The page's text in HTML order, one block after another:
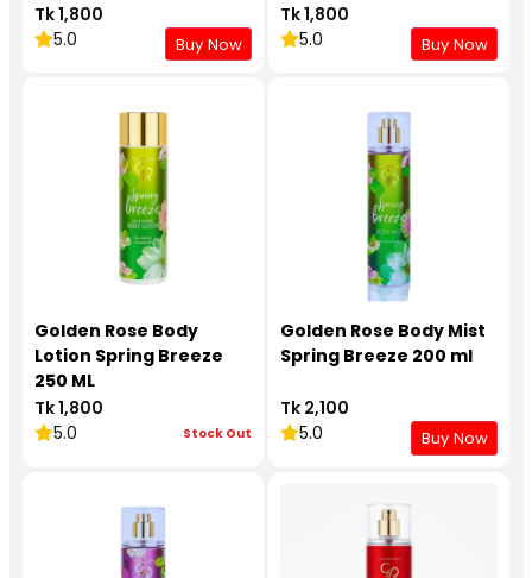
Tk 1,800
5.0
Buy Now
Tk 1,800
5.0
Buy Now
Golden Rose Body
Lotion Spring Breeze
250 ML
Tk 1,800
5.0
Stock Out
Golden Rose Body Mist
Spring Breeze 200 ml
Tk 2,100
5.0
Buy Now